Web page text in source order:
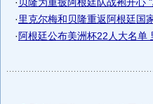
·里克尔梅和贝隆重返阿根廷国
· 阿根廷公布美洲杯22人大名单